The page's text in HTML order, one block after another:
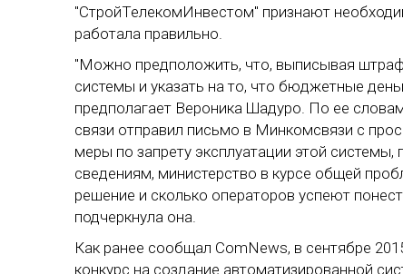
"СтройТелекомИнвестом" признают
работала правильно.
"Можно предположить, что, выписывая
системы и указать на то, что бюджетные
предполагает Вероника Шадуро. По ее
связи отправил письмо в Минкомсвязи с
меры по запрету эксплуатации этой
сведениям, министерство в курсе общей
решение и сколько операторов успеют
подчеркнула она.
Как ранее сообщал ComNews, в сентябре
конкурс на создание автоматизированной